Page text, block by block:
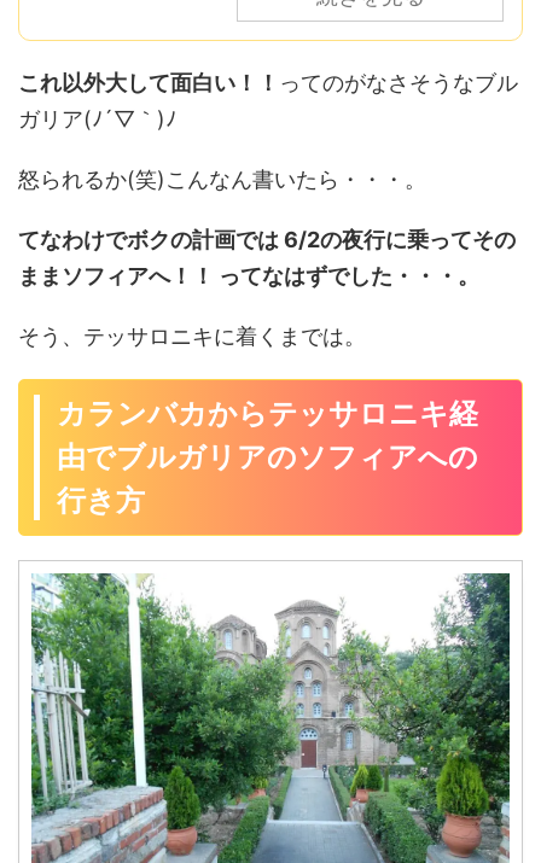
これ以外大して面白い！！ ってのがなさそうなブル
ガリア(ﾉ´▽｀)ﾉ
怒られるか(笑)こんなん書いたら・・・。
てなわけでボクの計画では 6/2の夜行に乗ってその
ままソフィアへ！！ ってなはずでした・・・。
そう、テッサロニキに着くまでは。
カランバカからテッサロニキ経
由でブルガリアのソフィアへの
行き方